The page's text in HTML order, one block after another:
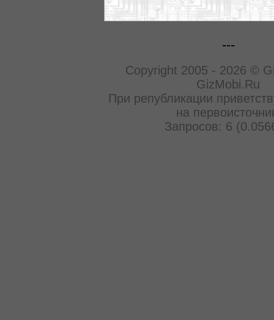
---
Copyright 2005 - 2026 ©
GizMobi.Ru
При републикации
на
Запросов: 6